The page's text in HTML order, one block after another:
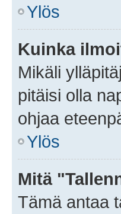
Ylös
Kuinka
Mikäli
pitäisi olla
ohjaa
Ylös
Mitä
Tämä antaa